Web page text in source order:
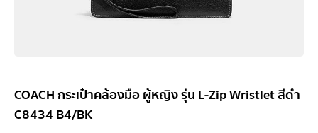
COACH กระเป๋าคล้องมือ ผู้หญิง รุ่น L-Zip Wristlet สีดำ
C8434 B4/BK